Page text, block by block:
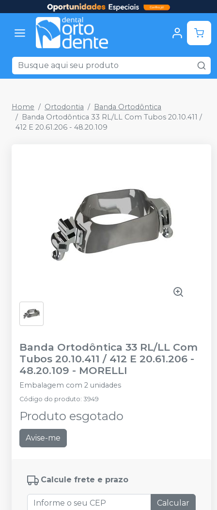
Home Ortodontia
Banda Ortodôntica
Banda Ortodôntica 33 RL/LL Com Tubos 20.10.411 /
412 E 20.61.206 - 48.20.109
Banda Ortodôntica 33 RL/LL Com
Tubos 20.10.411 / 412 E 20.61.206 -
48.20.109 - MORELLI
Embalagem com 2 unidades
Código do produto: 3949
Produto esgotado
Avise-me
Calcule frete e prazo
Calcular